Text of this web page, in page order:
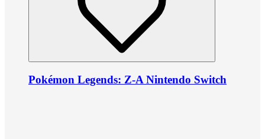
Pokémon Legends: Z-A Nintendo Switch